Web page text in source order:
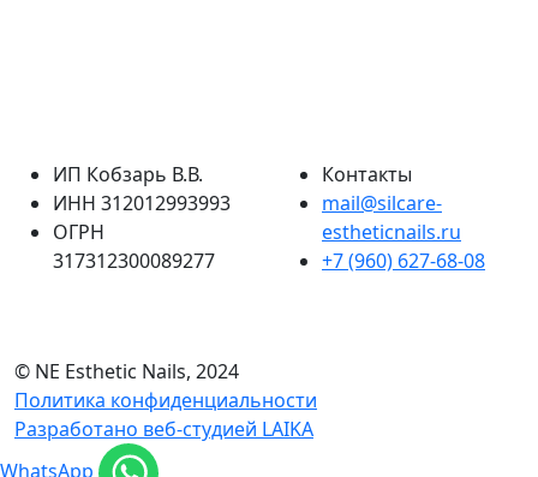
ИП Кобзарь В.В.
ИНН 312012993993
ОГРН
317312300089277
Контакты
mail@silcare-
estheticnails.ru
+7 (960) 627-68-08
© NE Esthetic Nails, 2024
Политика конфиденциальности
Разработано веб-студией LAIKA
WhatsApp